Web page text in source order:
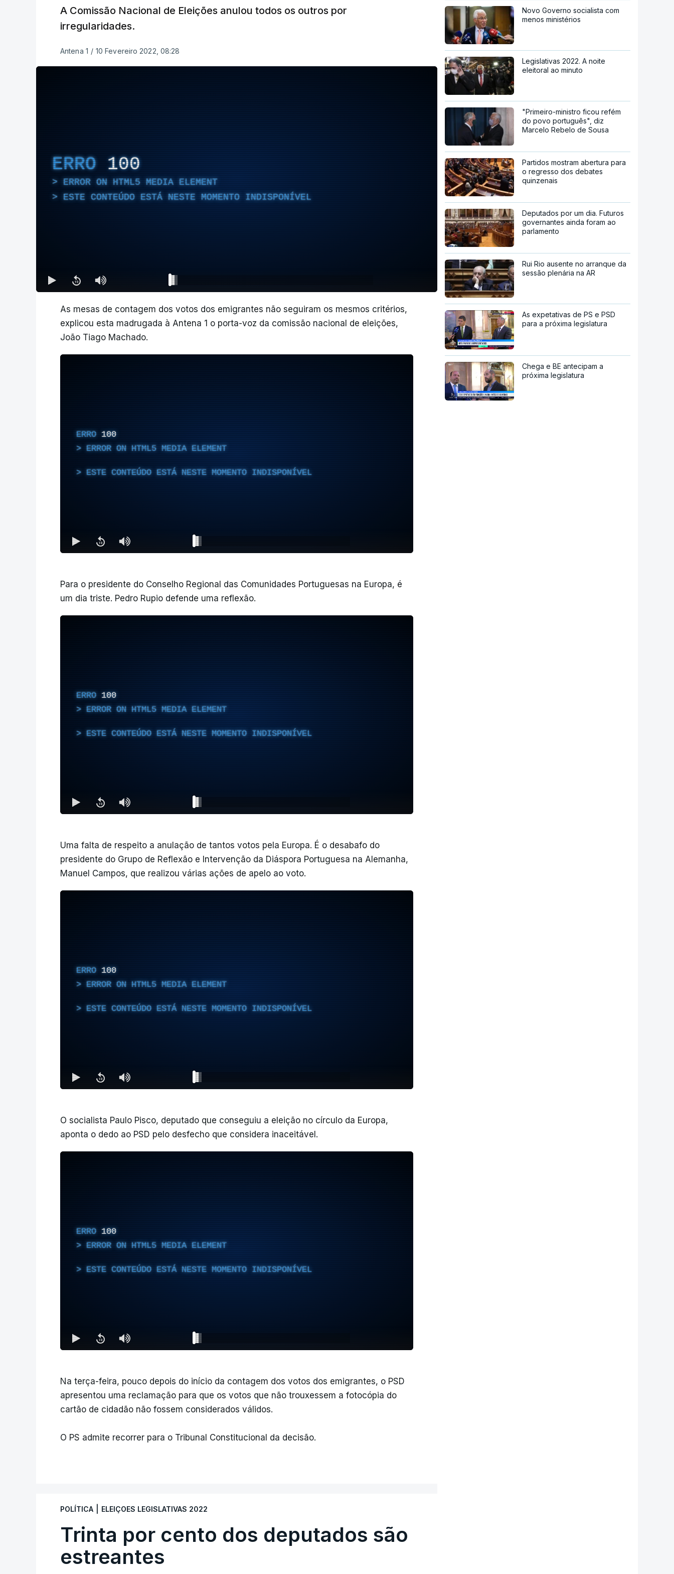
A Comissão Nacional de Eleições anulou todos os outros por
irregularidades.
Antena 1 / 10 Fevereiro 2022, 08:28
ERRO 100
ERROR ON HTML5 MEDIA ELEMENT
ESTE CONTEÚDO ESTÁ NESTE MOMENTO INDISPONÍVEL
As mesas de contagem dos votos dos emigrantes não seguiram os mesmos critérios,
explicou esta madrugada à Antena 1 o porta-voz da comissão nacional de eleições,
João Tiago Machado.
ERRO 100
ERROR ON HTML5 MEDIA ELEMENT
ESTE CONTEÚDO ESTÁ NESTE MOMENTO INDISPONÍVEL
Para o presidente do Conselho Regional das Comunidades Portuguesas na Europa, é
um dia triste. Pedro Rupio defende uma reflexão.
ERRO 100
ERROR ON HTML5 MEDIA ELEMENT
ESTE CONTEÚDO ESTÁ NESTE MOMENTO INDISPONÍVEL
Uma falta de respeito a anulação de tantos votos pela Europa. É o desabafo do
presidente do Grupo de Reflexão e Intervenção da Diáspora Portuguesa na Alemanha,
Manuel Campos, que realizou várias ações de apelo ao voto.
ERRO 100
ERROR ON HTML5 MEDIA ELEMENT
ESTE CONTEÚDO ESTÁ NESTE MOMENTO INDISPONÍVEL
O socialista Paulo Pisco, deputado que conseguiu a eleição no círculo da Europa,
aponta o dedo ao PSD pelo desfecho que considera inaceitável.
ERRO 100
ERROR ON HTML5 MEDIA ELEMENT
ESTE CONTEÚDO ESTÁ NESTE MOMENTO INDISPONÍVEL
Na terça-feira, pouco depois do início da contagem dos votos dos emigrantes, o PSD
apresentou uma reclamação para que os votos que não trouxessem a fotocópia do
cartão de cidadão não fossem considerados válidos.
O PS admite recorrer para o Tribunal Constitucional da decisão.
POLÍTICA ELEIÇOES LEGISLATIVAS 2022
Trinta por cento dos deputados são
estreantes
Novo Governo socialista com
menos ministérios
Legislativas 2022. A noite
eleitoral ao minuto
"Primeiro-ministro ficou refém
do povo português", diz
Marcelo Rebelo de Sousa
Partidos mostram abertura para
o regresso dos debates
quinzenais
Deputados por um dia. Futuros
governantes ainda foram ao
parlamento
Rui Rio ausente no arranque da
sessão plenária na AR
As expetativas de PS e PSD
para a próxima legislatura
Chega e BE antecipam a
próxima legislatura